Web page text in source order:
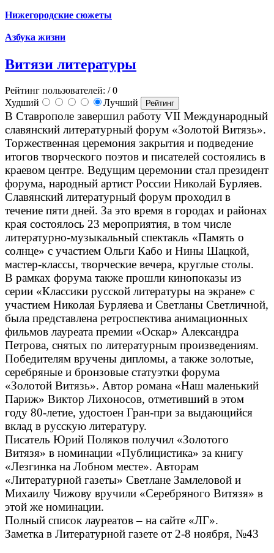
Нижегородские сюжеты
Азбука жизни
Витязи литературы
Рейтинг пользователей: / 0
Худший
Лучший
В Ставрополе завершил работу VII Международный
славянский литературный форум «Золотой Витязь».
Торжественная церемония закрытия и подведение
итогов творческого поэтов и писателей состоялись в
краевом центре. Ведущим церемонии стал президент
форума, народный артист России Николай Бурляев.
Славянский литературный форум проходил в
течение пяти дней. За это время в городах и районах
края состоялось 23 мероприятия, в том числе
литературно-музыкальный спектакль «Память о
солнце» с участием Ольги Кабо и Нины Шацкой,
мастер-классы, творческие вечера, круглые столы.
В рамках форума также прошли кинопоказы из
серии «Классики русской литературы на экране» с
участием Николая Бурляева и Светланы Светличной,
была представлена ретроспектива анимационных
фильмов лауреата премии «Оскар» Александра
Петрова, снятых по литературным произведениям.
Победителям вручены дипломы, а также золотые,
серебряные и бронзовые статуэтки форума
«Золотой Витязь». Автор романа «Наш маленький
Париж» Виктор Лихоносов, отметивший в этом
году 80-летие, удостоен Гран-при за выдающийся
вклад в русскую литературу.
Писатель Юрий Поляков получил «Золотого
Витязя» в номинации «Публицистика» за книгу
«Лезгинка на Лобном месте». Авторам
«Литературной газеты» Светлане Замлеловой и
Михаилу Чижову вручили «Серебряного Витязя» в
этой же номинации.
Полный список лауреатов – на сайте «ЛГ».
Заметка в Литературной газете от 2-8 ноября, №43